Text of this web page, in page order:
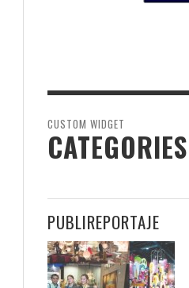
CUSTOM WIDGET
CATEGORIES
PUBLIREPORTAJE